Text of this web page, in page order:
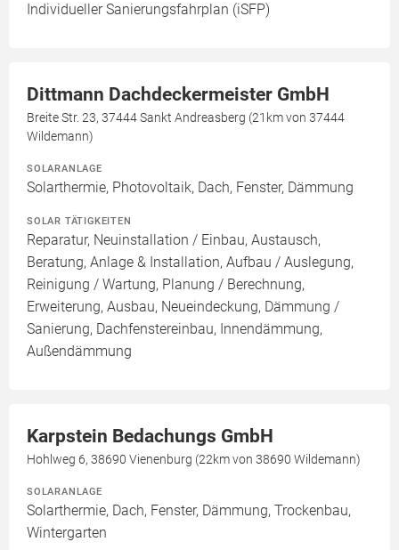
Individueller Sanierungsfahrplan (iSFP)
Dittmann Dachdeckermeister GmbH
Breite Str. 23, 37444 Sankt Andreasberg (21km von 37444
Wildemann)
SOLARANLAGE
Solarthermie, Photovoltaik, Dach, Fenster, Dämmung
SOLAR TÄTIGKEITEN
Reparatur, Neuinstallation / Einbau, Austausch,
Beratung, Anlage & Installation, Aufbau / Auslegung,
Reinigung / Wartung, Planung / Berechnung,
Erweiterung, Ausbau, Neueindeckung, Dämmung /
Sanierung, Dachfenstereinbau, Innendämmung,
Außendämmung
Karpstein Bedachungs GmbH
Hohlweg 6, 38690 Vienenburg (22km von 38690 Wildemann)
SOLARANLAGE
Solarthermie, Dach, Fenster, Dämmung, Trockenbau,
Wintergarten